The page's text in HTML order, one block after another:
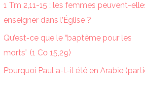
1 Tm 2,11-15 : les femmes peuvent-
enseigner dans l’Église ?
Qu’est-ce que le “baptême pour les
morts” (1 Co 15,29)
Pourquoi Paul a-t-il été en Arabie